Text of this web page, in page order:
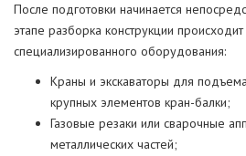
После подготовки начинается
этапе разборка конструкции
специализированного оборудования:
Краны и экскаваторы для
крупных элементов кран-балки;
Газовые резаки или сварочные
металлических частей;